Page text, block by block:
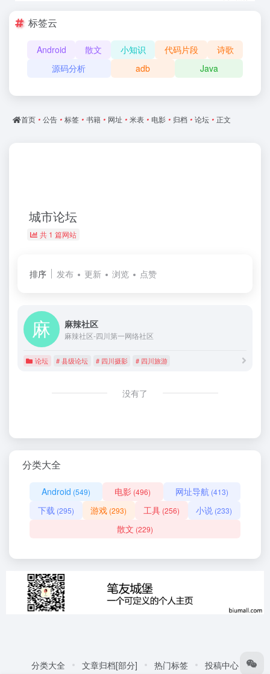
标签云
Android 散文 小知识 代码片段
诗歌
源码分析
adb Java
首页 • 公告 • 标签 • 书籍 • 网址 • 米表 • 电影 • 归档 • 论坛 • 正文
城市论坛
共 1 篇网站
排序 发布 更新 浏览 点赞
麻辣社区
麻辣社区-四川第一网络社区
论坛 # 县级论坛 # 四川摄影 # 四川旅游
没有了
分类大全
Android (549) 电影 (496) 网址导航 (413)
下载 (295) 游戏 (293) 工具(256) 小说 (233)
散文 (229)
分类大全 文章归档[部分] 热门标签 投稿中心